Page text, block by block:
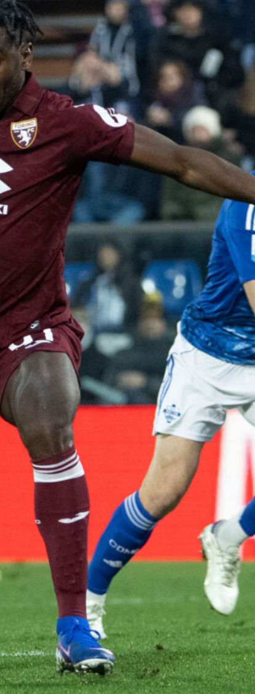
6 Agosto 2026
Giuseppe Aurelio al Cagliari,
accordo raggiunto con lo Spezia per
il terzino
6 Agosto 2026
Corona attacca il Cagliari sul caso
Esposito: “Ho prove, Giulini voleva
ingannare i tifosi”
6 Agosto 2026